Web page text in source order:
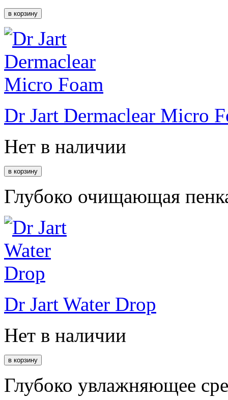
Dr Jart Dermaclear Micro
Нет в наличии
Глубоко очищающая
Dr Jart Water Drop
Нет в наличии
Глубоко увлажняющее